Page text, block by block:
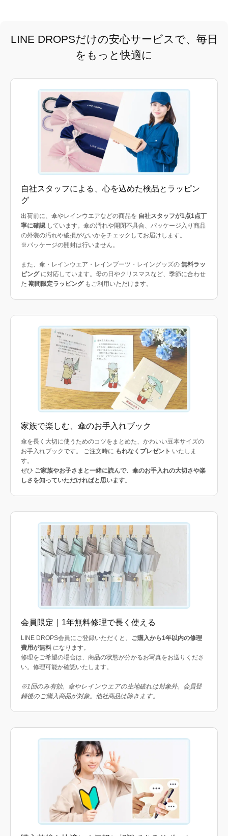
LINE DROPSだけの安心サービスで、毎日
をもっと快適に
自社スタッフによる、心を込めた検品とラッピン
グ
出荷前に、傘やレインウエアなどの商品を 自社スタッフが1点1点丁
寧に確認しています。傘の汚れや開閉不具合、パッケージ入り商品
の外装の汚れや破損がないかをチェックしてお届けします。
※パッケージの開封は行いません。
また、傘・レインウエア・レインブーツ・レイングッズの 無料ラッ
ピングに対応しています。母の日やクリスマスなど、季節に合わせ
た 期間限定ラッピングもご利用いただけます。
家族で楽しむ、傘のお手入れブック
傘を長く大切に使うためのコツをまとめた、かわいい豆本サイズの
お手入れブックです。 ご注文時に もれなくプレゼント いたしま
す。
ぜひ ご家族やお子さまと一緒に読んで、傘のお手入れの大切さや楽
しさを知っていただければと思います。
会員限定｜1年無料修理で長く使える
LINE DROPS会員にご登録いただくと、 ご購入から1年以内の修理
費用が無料 になります。
修理をご希望の場合は、商品の状態が分かるお写真をお送りくださ
い。修理可能か確認いたします。
※1回のみ有効。傘やレインウエアの生地破れは対象外。会員登
録後のご購入商品が対象。他社商品は除きます。